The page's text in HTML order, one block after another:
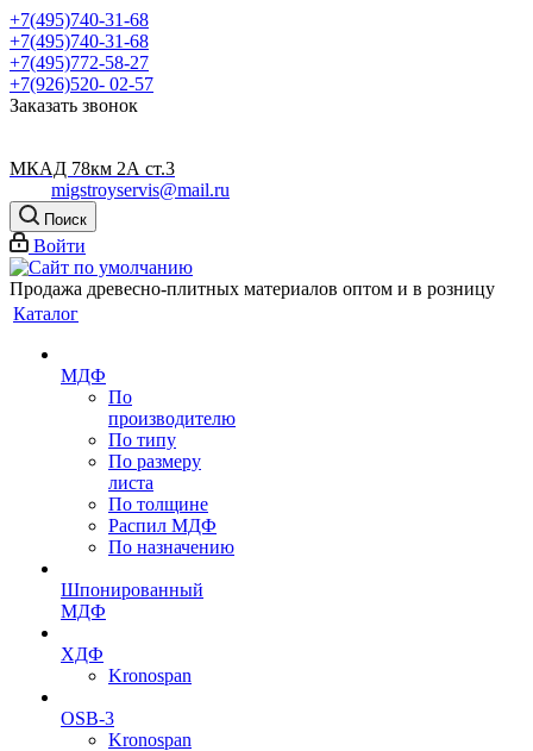
+7(495)740-31-68
+7(495)740-31-68
+7(495)772-58-27
+7(926)520- 02-57
Заказать звонок
МКАД 78км 2А ст.3
migstroyservis@mail.ru
Поиск
Войти
Продажа древесно-плитных материалов оптом и в розницу
Каталог
МДФ
По
производителю
По типу
По размеру
листа
По толщине
Распил МДФ
По назначению
Шпонированный
МДФ
ХДФ
Kronospan
OSB-3
Kronospan